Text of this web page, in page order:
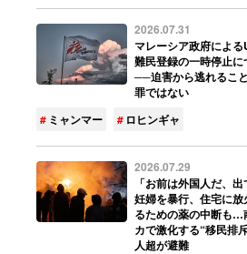
2026.07.31
マレーシア政府によ
難民登録の一時停止に
──迫害から逃れるこ
罪ではない
ミャンマー
ロヒンギャ
2026.07.29
「お前は外国人だ、出
妊婦を暴行、住宅に放
るための薬の中断も…
カで激化する“移民排
人超が避難